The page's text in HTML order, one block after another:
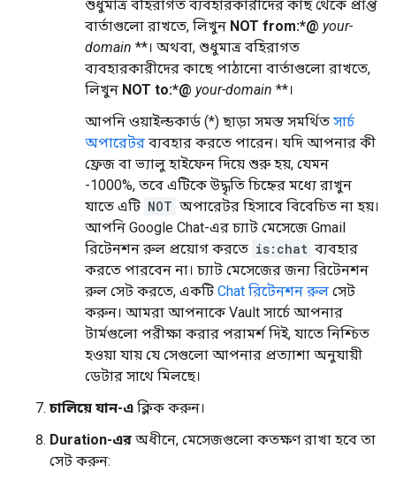
শুধুমাত্র বহিরাগত ব্যবহারকারীদের কাছ থেকে প্রাপ্ত
বার্তাগুলো রাখতে, লিখুন NOT from:*@ your-
domain **। অথবা, শুধুমাত্র বহিরাগত
ব্যবহারকারীদের কাছে পাঠানো বার্তাগুলো রাখতে,
লিখুন NOT to:*@ your-domain **।
আপনি ওয়াইল্ডকার্ড (*) ছাড়া সমস্ত সমর্থিত সার্চ
অপারেটর ব্যবহার করতে পারেন। যদি আপনার কী
ফ্রেজ বা ভ্যালু হাইফেন দিয়ে শুরু হয়, যেমন
-1000%, তবে এটিকে উদ্ধৃতি চিহ্নের মধ্যে রাখুন
যাতে এটি NOT অপারেটর হিসাবে বিবেচিত না হয়।
আপনি Google Chat-এর চ্যাট মেসেজে Gmail
রিটেনশন রুল প্রয়োগ করতে is:chat ব্যবহার
করতে পারবেন না। চ্যাট মেসেজের জন্য রিটেনশন
রুল সেট করতে, একটি Chat রিটেনশন রুল সেট
করুন। আমরা আপনাকে Vault সার্চে আপনার
টার্মগুলো পরীক্ষা করার পরামর্শ দিই, যাতে নিশ্চিত
হওয়া যায় যে সেগুলো আপনার প্রত্যাশা অনুযায়ী
ডেটার সাথে মিলছে।
চালিয়ে যান-এ ক্লিক করুন।
Duration-এর অধীনে, মেসেজগুলো কতক্ষণ রাখা হবে তা
সেট করুন: